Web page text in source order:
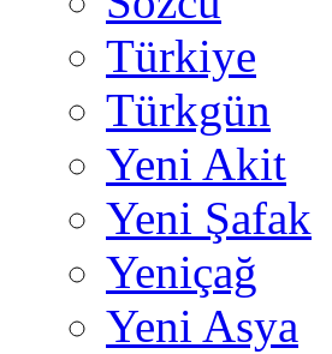
Türkiye
Türkgün
Yeni Akit
Yeni Şafak
Yeniçağ
Yeni Asya